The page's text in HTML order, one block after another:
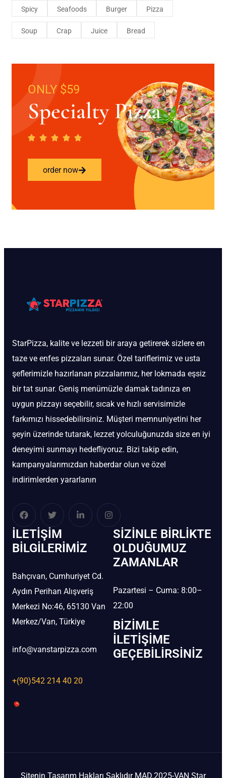
Spicy Seafoods Burger Pizza
Soup Crap Juice Bread
ONLY $59
Specialty Pizza
order now
StarPizza, kalite ve lezzeti bir araya getirerek sizlere en
taze ve enfes pizzaları sunar. Özel tariflerimiz ve usta
şeflerimizle hazırlanan pizzalarımız, her lokmada eşsiz
bir tat sunar. Geniş menümüzle damak tadınıza en
uygun pizzayı seçebilir, sıcak ve hızlı servisimizle
farkımızı hissedebilirsiniz. Müşteri memnuniyetini her
şeyin üzerinde tutarak, lezzet yolculuğunuzda size en iyi
deneyimi sunmayı hedefliyoruz. Bizi takip edin,
kampanyalarımızdan haberdar olun ve özel
indirimlerden yararlanın
İLETIŞIM
BİLGILERIMIZ
Bahçıvan, Cumhuriyet Cd.
Aydın Perihan Alışveriş
Merkezi No:46, 65130 Van
Merkez/Van, Türkiye
info@vanstarpizza.com
+(90)542 214 40 20
SIZINLE BIRLIKTE
OLDUĞUMUZ
ZAMANLAR
Pazartesi – Cuma: 8:00–
22:00
BIZIMLE
İLETIŞIME
GEÇEBILIRSINIZ
Sitenin Tasarım Hakları Saklıdır MAD.2025-VAN Star